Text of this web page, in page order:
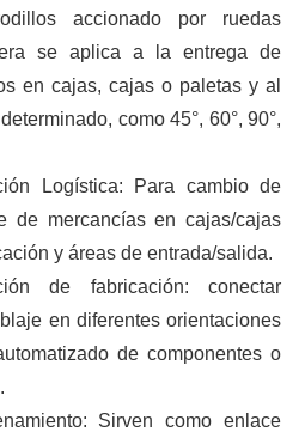
accionado por ruedas
se aplica a la entrega de
en cajas, cajas o paletas y al
como 45°, 60°, 90°,
Logística: Para cambio de
de mercancías en cajas/cajas
y áreas de entrada/salida.
de fabricación: conectar
en diferentes orientaciones
de componentes o
Sirven como enlace